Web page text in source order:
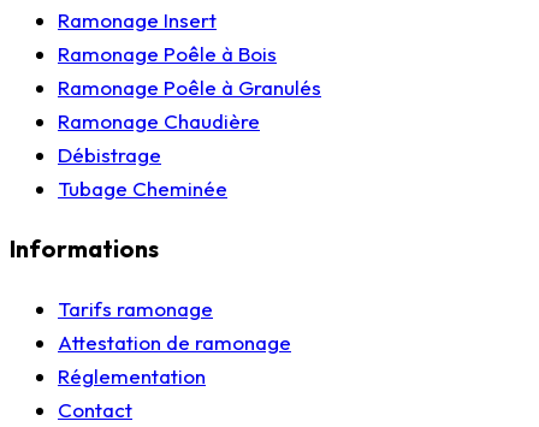
Ramonage Insert
Ramonage Poêle à Bois
Ramonage Poêle à Granulés
Ramonage Chaudière
Débistrage
Tubage Cheminée
Informations
Tarifs ramonage
Attestation de ramonage
Réglementation
Contact